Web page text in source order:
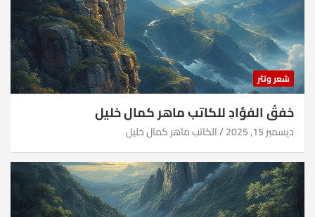
شعر ونثر
خفقُ الفؤادِ للكاتب ماهر كمال خليل
ديسمبر 15, 2025 الكاتب ماهر كمال خليل